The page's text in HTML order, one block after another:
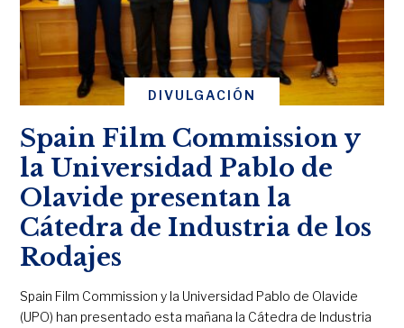
DIVULGACIÓN
Spain Film Commission y
la Universidad Pablo de
Olavide presentan la
Cátedra de Industria de los
Rodajes
Spain Film Commission y la Universidad Pablo de Olavide
(UPO) han presentado esta mañana la Cátedra de Industria